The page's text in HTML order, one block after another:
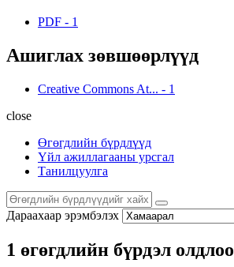
PDF - 1
Ашиглах зөвшөөрлүүд
Creative Commons At... - 1
close
Өгөгдлийн бүрдлүүд
Үйл ажиллагааны урсгал
Танилцуулга
Дараахаар эрэмбэлэх
1 өгөгдлийн бүрдэл олдлоо